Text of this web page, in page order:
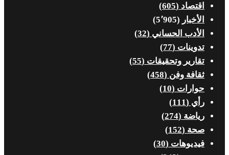
اقتصاد (605)
الأخبار (5٬905)
الأدب الحساني (32)
تدوينات (77)
تقارير وتحقيقات (55)
ثقافة وفن (458)
حوارات (10)
رأي (111)
رياضة (274)
صحة (152)
فيديوهات (30)